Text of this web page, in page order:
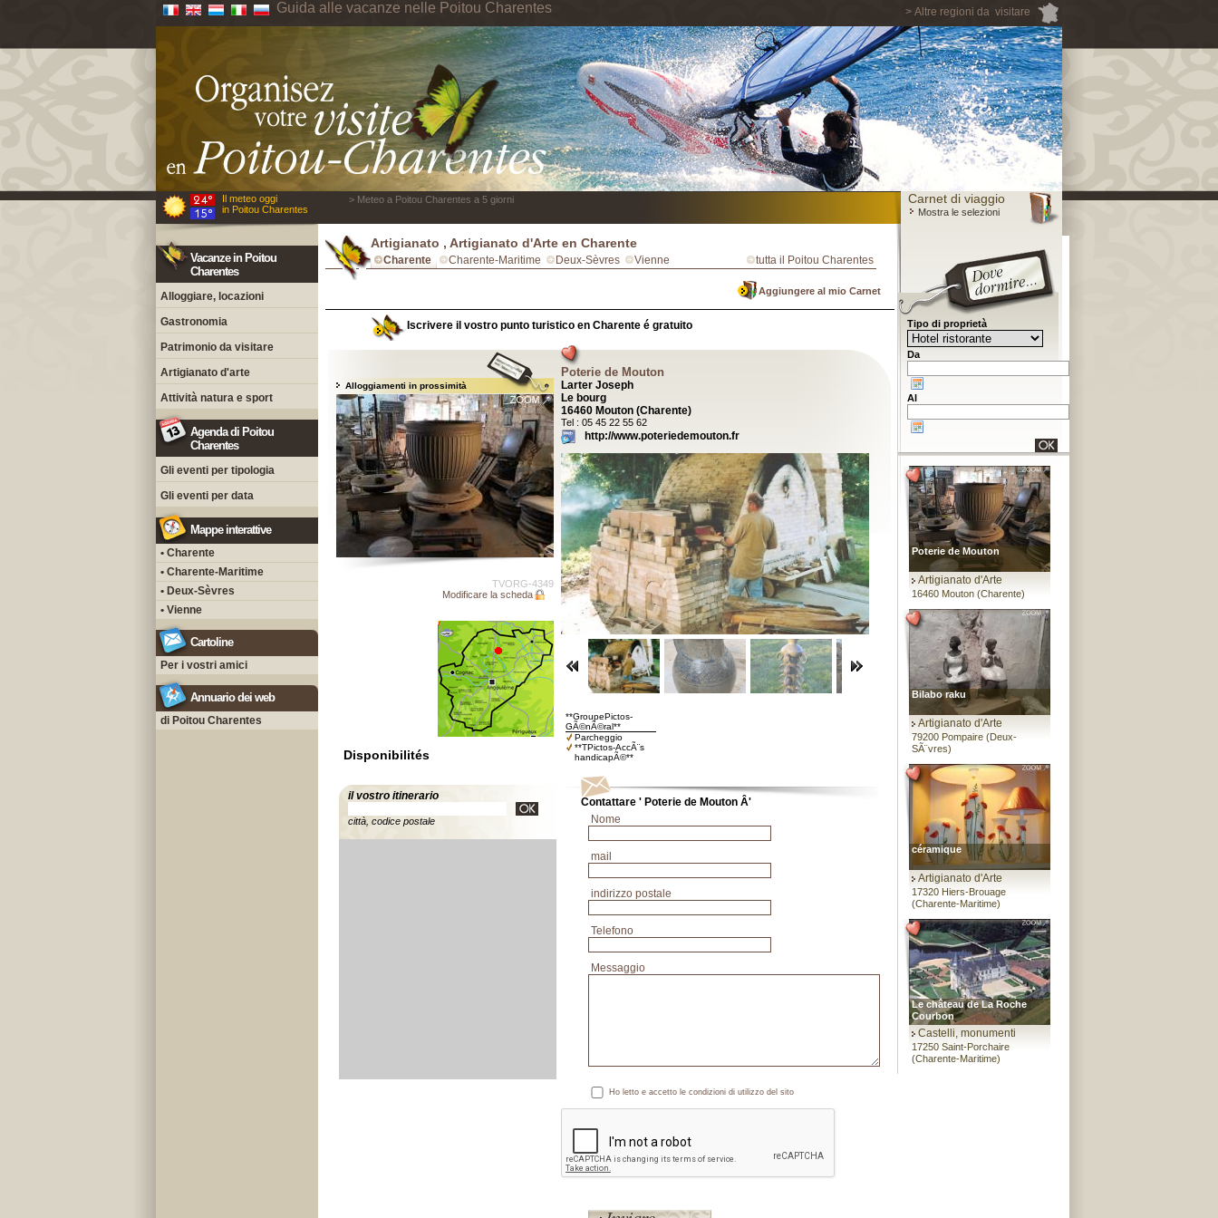
> Altre regioni da visitare
Guida alle vacanze nelle Poitou Charentes
Il meteo oggi
in Poitou Charentes
> Meteo a Poitou Charentes a 5 giorni Carnet di viaggio
Mostra le selezioni
Vacanze in Poitou
Charentes
Alloggiare, locazioni
Gastronomia
Patrimonio da visitare
Artigianato d'arte
Attività natura e sport
Agenda di Poitou
Charentes
Gli eventi per tipologia
Gli eventi per data
Mappe interattive
• Charente
• Charente-Maritime
• Deux-Sèvres
• Vienne
Cartoline
Per i vostri amici
Annuario dei web
di Poitou Charentes
Artigianato , Artigianato d'Arte en Charente
Charente Charente-Maritime Deux-Sèvres Vienne tutta il Poitou Charentes
Aggiungere al mio Carnet
Iscrivere il vostro punto turistico en Charente é gratuito
Alloggiamenti in prossimità
TVORG-4349
Modificare la scheda
Disponibilités
il vostro itinerario
città, codice postale
Poterie de Mouton
Larter Joseph
Le bourg
16460 Mouton (Charente)
Tel : 05 45 22 55 62
http://www.poteriedemouton.fr
**GroupePictos-
GÃ©nÃ©ral**
Parcheggio
**TPictos-AccÃ¨s
handicapÃ©**
Contattare ' Poterie de Mouton Â'
Nome
mail
indirizzo postale
Telefono
Messaggio
Ho letto e accetto le condizioni di utilizzo del sito
Tipo di proprietà
Da
Al
Poterie de Mouton
Artigianato d'Arte
16460 Mouton (Charente)
Bilabo raku
Artigianato d'Arte
79200 Pompaire (Deux-
SÃ¨vres)
céramique
Artigianato d'Arte
17320 Hiers-Brouage
(Charente-Maritime)
Le château de La Roche
Courbon
Castelli, monumenti
17250 Saint-Porchaire
(Charente-Maritime)